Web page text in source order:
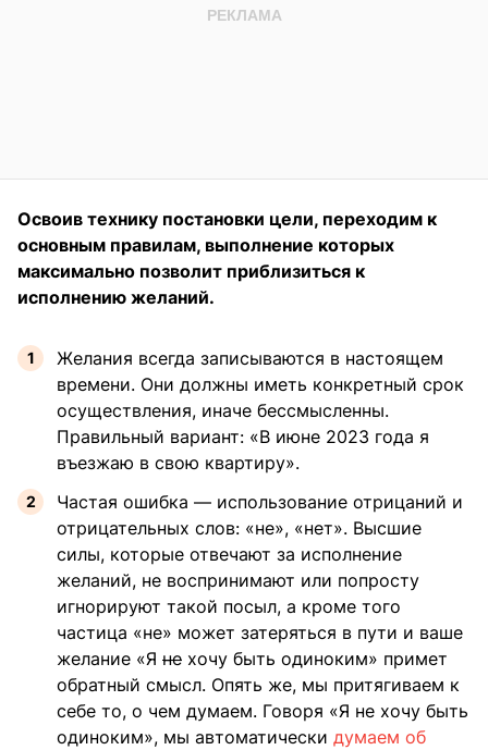
Освоив технику постановки цели, переходим к
основным правилам, выполнение которых
максимально позволит приблизиться к
исполнению желаний.
Желания всегда записываются в настоящем
времени. Они должны иметь конкретный срок
осуществления, иначе бессмысленны.
Правильный вариант: «В июне 2023 года я
въезжаю в свою квартиру».
Частая ошибка — использование отрицаний и
отрицательных слов: «не», «нет». Высшие
силы, которые отвечают за исполнение
желаний, не воспринимают или попросту
игнорируют такой посыл, а кроме того
частица «не» может затеряться в пути и ваше
желание «Я не хочу быть одиноким» примет
обратный смысл. Опять же, мы притягиваем к
себе то, о чем думаем. Говоря «Я не хочу быть
одиноким», мы автоматически думаем об